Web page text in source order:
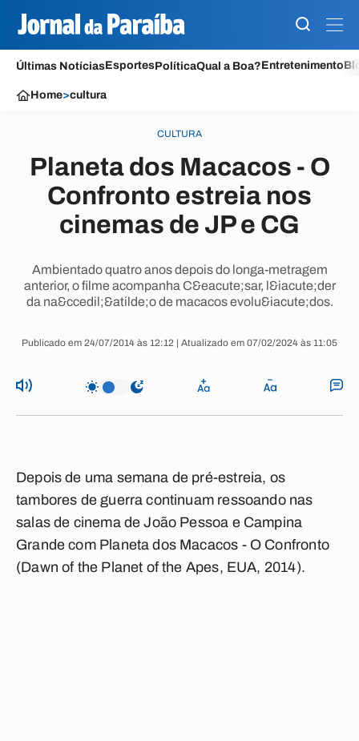
Últimas NotíciasEsportesPolíticaQual a Boa?Entretenimento
Home>cultura
CULTURA
Planeta dos Macacos - O
Confronto estreia nos
cinemas de JP e CG
Ambientado quatro anos depois do longa-metragem
anterior, o filme acompanha C&eacute;sar, l&iacute;der
da na&ccedil;&atilde;o de macacos evolu&iacute;dos.
Publicado em 24/07/2014 às 12:12 | Atualizado em 07/02/2024 às 11:05
Depois de uma semana de pré-estreia, os
tambores de guerra continuam ressoando nas
salas de cinema de João Pessoa e Campina
Grande com Planeta dos Macacos - O Confronto
(Dawn of the Planet of the Apes, EUA, 2014).